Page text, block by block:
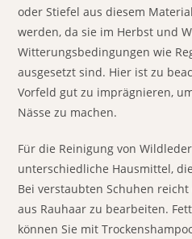
oder Stiefel aus diesem
werden, da sie im Herbst und
Witterungsbedingungen wie
ausgesetzt sind. Hier ist zu
Vorfeld gut zu imprägnieren,
Nässe zu machen.
Für die Reinigung von
unterschiedliche Hausmittel,
Bei verstaubten Schuhen
aus Rauhaar zu bearbeiten.
können Sie mit